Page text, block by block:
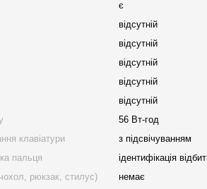
є
відсутній
відсутній
відсутній
відсутній
відсутній
56 Вт-год
клавіатури
з підсвічуванням
пальця
ідентифікація
рюкзак, стилус)
немає